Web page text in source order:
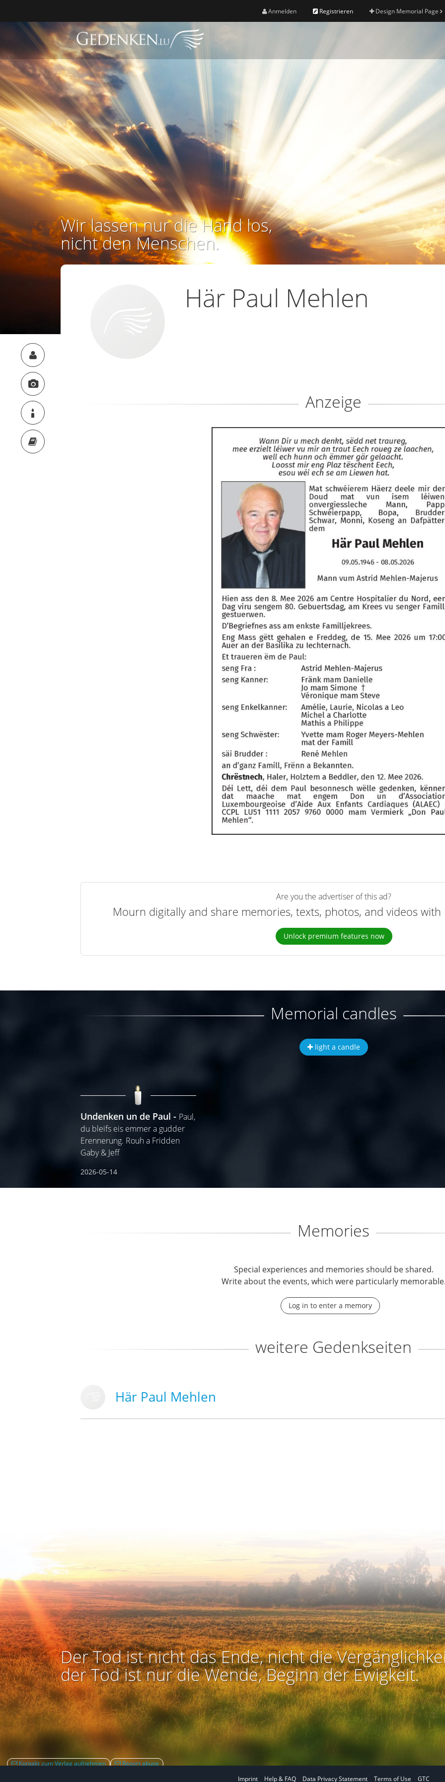
Anmelden Registrieren Design Memorial Page
Wir lassen nur die Hand los,
nicht den Menschen.
Här Paul Mehlen
Anzeige
Are you the advertiser of this ad?
Mourn digitally and share memories, texts, photos, and videos
Unlock premium features now
Memorial candles
light a candle
Undenken un de Paul
Paul,
du bleifs eis emmer a gudder
Erennerung. Rouh a Fridden
Gaby & Jeff
2026-05-14
Memories
Special experiences and memories should be shared.
Write about the events, which were particularly
Log in to enter a memory
weitere Gedenkseiten
Här Paul Mehlen
Der Tod ist nicht das Ende, nicht die
der Tod ist nur die Wende, Beginn der Ewigkeit.
Kontakt zum Verlag aufnehmen
Report abuse
Imprint
Help & FAQ Data Privacy Statement Terms of Use GTC